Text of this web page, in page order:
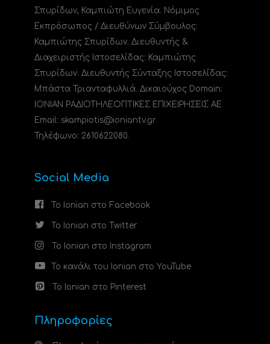
Σπυρίδων, Καμπιώτη Ευγενία. Νόμιμος
Εκπρόσωπος / Διευθύνων Σύμβουλος:
Καμπιώτης Σπυρίδων. Διευθυντής &
Διαχειριστής Ιστοσελίδας: Καμπιώτης
Σπυρίδων. Διευθυντής Σύνταξης Ιστοσελίδας:
Μπάστα Τριανταφυλλιά. Δικαιούχος Domain:
ΙΟΝΙΑΝ ΡΑΔΙΟΤΗΛΕΟΠΤΙΚΕΣ ΕΠΙΧΕΙΡΗΣΕΙΣ ΑΕ
Email: skampiotis@ioniantv.gr
Τηλέφωνο: 2610622080.
Social Media
Το Ionian στο Facebook
Το Ionian στο Twitter
Το Ionian στο Instagram
Το κανάλι του Ionian στο YouTube
Το Ionian στο Pinterest
Πληροφορίες